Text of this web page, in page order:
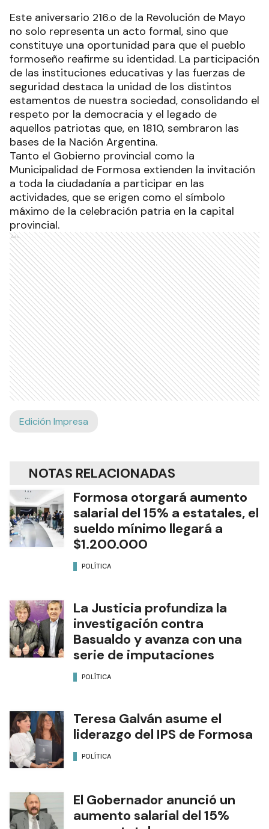
Este aniversario 216.o de la Revolución de Mayo
no solo representa un acto formal, sino que
constituye una oportunidad para que el pueblo
formoseño reafirme su identidad. La participación
de las instituciones educativas y las fuerzas de
seguridad destaca la unidad de los distintos
estamentos de nuestra sociedad, consolidando el
respeto por la democracia y el legado de
aquellos patriotas que, en 1810, sembraron las
bases de la Nación Argentina.
Tanto el Gobierno provincial como la
Municipalidad de Formosa extienden la invitación
a toda la ciudadanía a participar en las
actividades, que se erigen como el símbolo
máximo de la celebración patria en la capital
provincial.
Ads
Edición Impresa
NOTAS RELACIONADAS
Formosa otorgará aumento
salarial del 15% a estatales, el
sueldo mínimo llegará a
$1.200.000
POLÍTICA
La Justicia profundiza la
investigación contra
Basualdo y avanza con una
serie de imputaciones
POLÍTICA
Teresa Galván asume el
liderazgo del IPS de Formosa
POLÍTICA
El Gobernador anunció un
aumento salarial del 15%